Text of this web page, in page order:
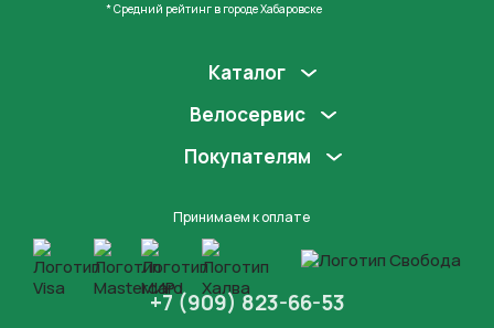
* Средний рейтинг в городе Хабаровске
Каталог
Велосервис
Покупателям
Принимаем к оплате
+7 (909) 823-66-53